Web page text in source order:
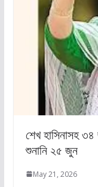
শেখ হাসিনাসহ ৩৪
শুনানি ২৫ জুন
May 21, 2026